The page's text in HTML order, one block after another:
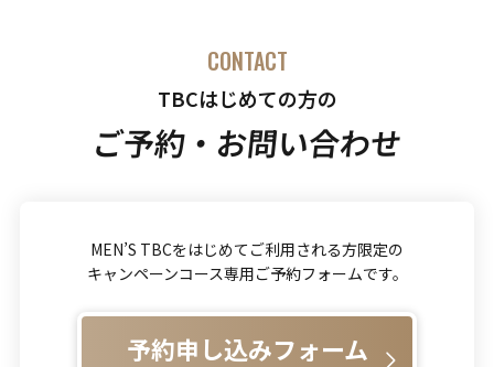
CONTACT
TBCはじめての方の
ご予約・お問い合わせ
MEN’S TBCをはじめてご利用される方限定の
キャンペーンコース専用ご予約フォームです。
予約申し込みフォーム